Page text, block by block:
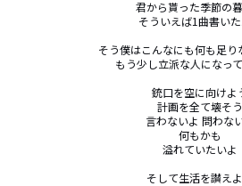
君から貰った季節の
そういえば1曲書い
そう僕はこんなにも何も足り
もう少し立派な人になっ
銃口を空に向けよ
計画を全て壊そう
言わないよ 問わな
何もかも
溢れていたいよ
そして生活を讃え